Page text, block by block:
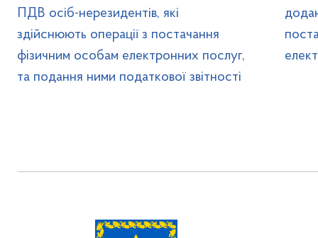
ПДВ осіб-нерезидентів, які
здійснюють операції з постачання
фізичним особам електронних послуг,
та подання ними податкової звітності